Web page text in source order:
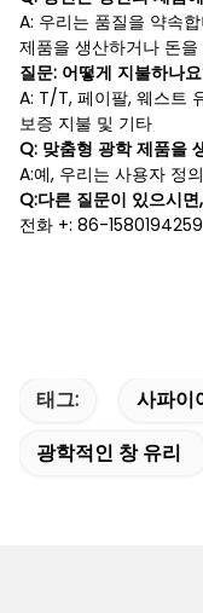
A: 우리는 품질을 약속
제품을 생산하거나 돈
질문: 어떻게 지불하나
A: T/T, 페이팔, 웨스트
보증 지불 및 기타
Q: 맞춤형 광학 제품을
A:예, 우리는 사용자 정
Q:다른 질문이 있으시
전화 +: 86-
태그:
사파이
광학적인 창 유리